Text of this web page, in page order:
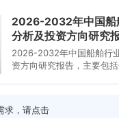
2026-2032年中国船
分析及投资方向研究
2026-2032年中国船舶行
资方向研究报告，主要包
求，请点击